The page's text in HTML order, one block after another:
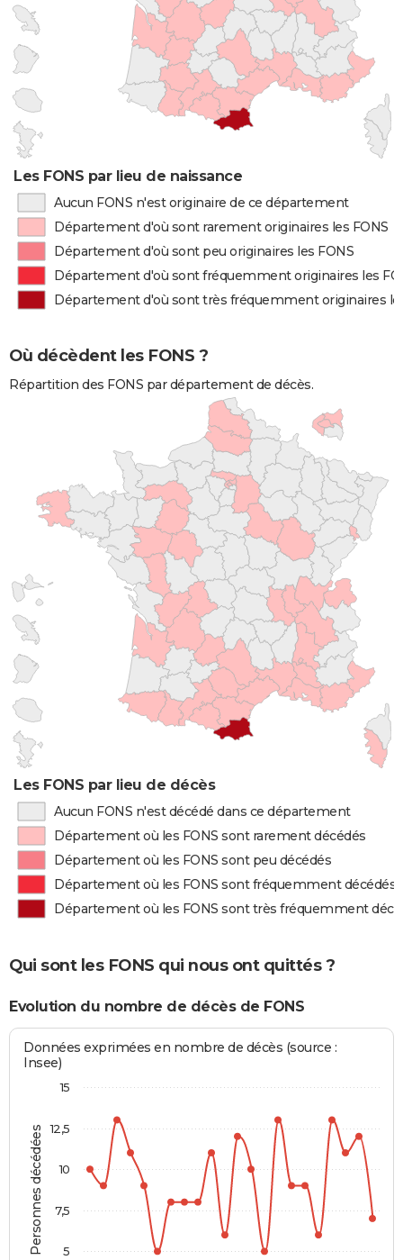
Les FONS par lieu de naissance
Aucun FONS n'est originaire de ce département
Département d'où sont rarement originaires les FONS
Département d'où sont peu originaires les FONS
Département d'où sont fréquemment originaires les
Département d'où sont très fréquemment originaires
Où décèdent les FONS ?
Répartition des FONS par département de décès.
Les FONS par lieu de décès
Aucun FONS n'est décédé dans ce département
Département où les FONS sont rarement décédés
Département où les FONS sont peu décédés
Département où les FONS sont fréquemment décédés
Département où les FONS sont très fréquemment
Qui sont les FONS qui nous ont quittés ?
Evolution du nombre de décès de FONS
Personnes décédées
Données exprimées en nombre de décès (source :
Insee)
5
7,5
10
12,5
15